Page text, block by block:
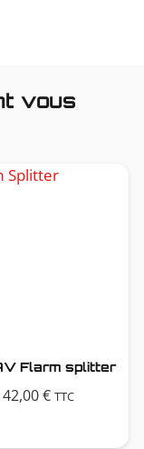
vous
Flarm splitter
42,00€ TTC